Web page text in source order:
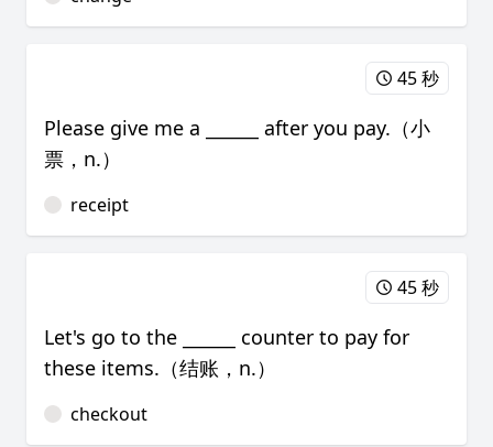
45 秒
Please give me a ______ after you pay.（小
票，n.）
receipt
45 秒
Let's go to the ______ counter to pay for
these items.（结账，n.）
checkout